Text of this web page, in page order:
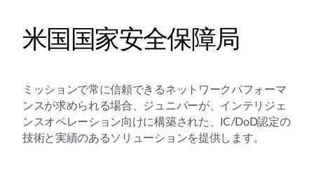
米国国家安全保障局
ミッションで常に信頼できるネットワークパフォーマ
ンスが求められる場合、ジュニパーが、インテリジェ
ンスオペレーション向けに構築された、IC/DoD認定の
技術と実績のあるソリューションを提供します。